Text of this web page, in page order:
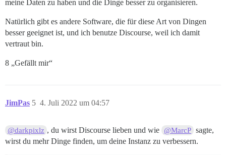
meine Daten zu haben und die Dinge besser zu organisieren.
Natürlich gibt es andere Software, die für diese Art von Dingen
besser geeignet ist, und ich benutze Discourse, weil ich damit
vertraut bin.
8 „Gefällt mir“
JimPas 4. Juli 2022 um 04:57
5
@darkpixlz , du wirst Discourse lieben und wie @MarcP sagte,
wirst du mehr Dinge finden, um deine Instanz zu verbessern.